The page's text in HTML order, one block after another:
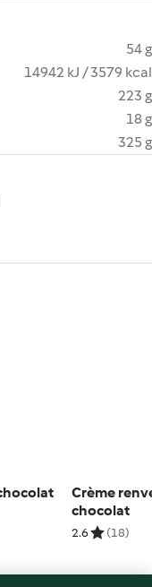
54 g
14942 kJ / 3579 kcal
223 g
18 g
325 g
Crème
chocolat
2.6 (18)